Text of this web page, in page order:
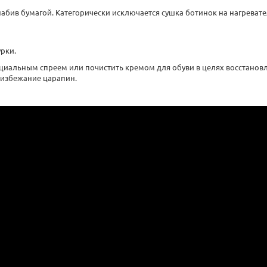
бумагой. Категорически исключается сушка ботинок на
спреем или почистить кремом для обуви в целях
царапин.